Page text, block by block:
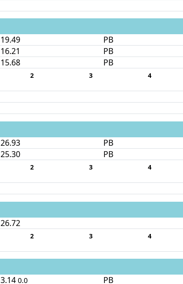
19.49
PB
16.21
PB
15.68 PB
2 3 4
26.93
PB
25.30 PB
2 3 4
26.72
2 3 4
3.14 0.0
PB